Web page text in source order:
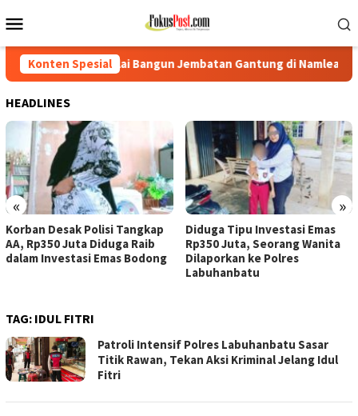
ke
Mobile
Konten Spesial
Bangun Jembatan Gantung di Namlea Ilath Korban
HEADLINES
« »
Korban Desak Polisi Tangkap
AA, Rp350 Juta Diduga Raib
dalam Investasi Emas Bodong
Diduga Tipu Investasi Emas
Rp350 Juta, Seorang Wanita
Dilaporkan ke Polres
Labuhanbatu
TAG: IDUL FITRI
Patroli Intensif Polres Labuhanbatu Sasar
Titik Rawan, Tekan Aksi Kriminal Jelang Idul
Fitri